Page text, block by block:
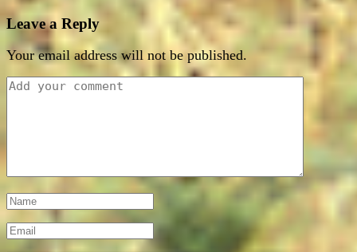
Leave a Reply
Your email address will not be published.